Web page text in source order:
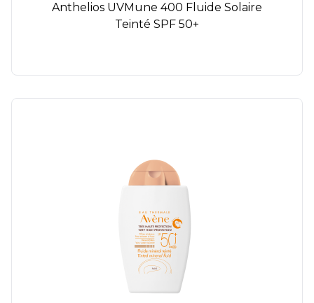
Anthelios UVMune 400 Fluide Solaire
Teinté SPF 50+